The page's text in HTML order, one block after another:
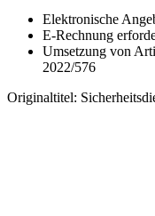
Elektronische
E-Rechnung
Umsetzung von
2022/576
Originaltitel: